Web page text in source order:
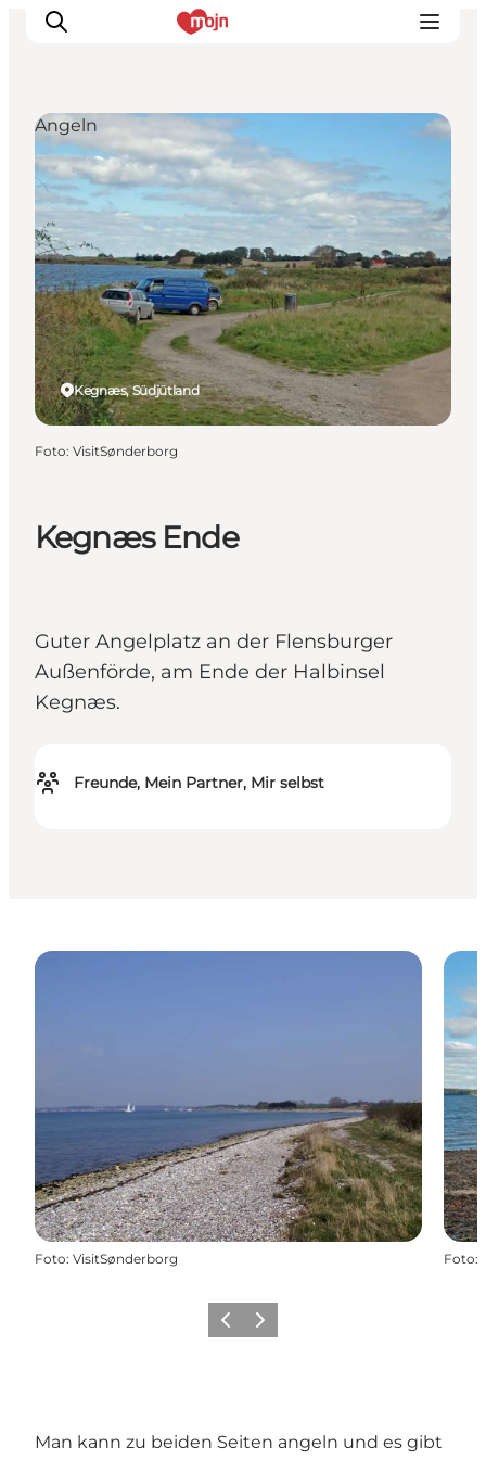
Erlebnisse
Städte und Regionen
Events
Übernachtung
Plane deine Reise
Booking
Kegnæs Ende
Guter Angelplatz an der Flensburger
Außenförde, am Ende der Halbinsel
Kegnæs.
Freunde, Mein Partner, Mir selbst
Kegnæs, Südjütland
Angeln
Foto: VisitSønderborg
Foto: VisitSønderborg Foto:
ZurückWeiter
Man kann zu beiden Seiten angeln und es gibt